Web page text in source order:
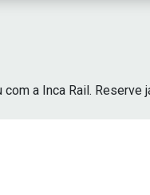
a Inca Rail.